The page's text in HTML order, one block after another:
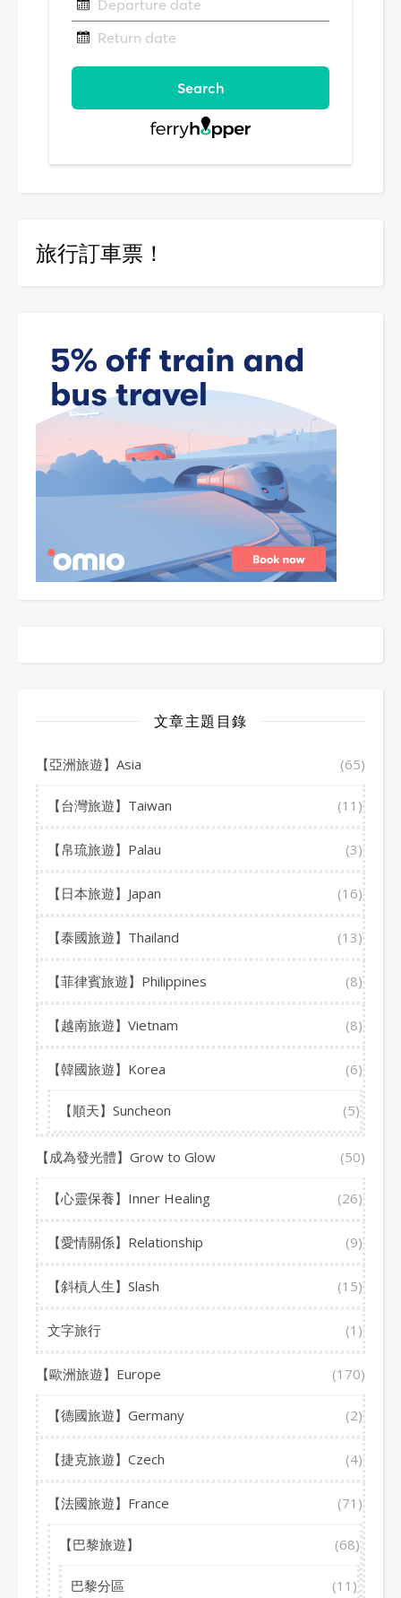
旅行訂車票！
文章主題目錄
【亞洲旅遊】Asia (65)
【台灣旅遊】Taiwan (11)
【帛琉旅遊】Palau (3)
【日本旅遊】Japan (16)
【泰國旅遊】Thailand (13)
【菲律賓旅遊】Philippines (8)
【越南旅遊】Vietnam (8)
【韓國旅遊】Korea (6)
【順天】Suncheon (5)
【成為發光體】Grow to Glow (50)
【心靈保養】Inner Healing (26)
【愛情關係】Relationship (9)
【斜槓人生】Slash (15)
文字旅行 (1)
【歐洲旅遊】Europe (170)
【德國旅遊】Germany (2)
【捷克旅遊】Czech (4)
【法國旅遊】France (71)
【巴黎旅遊】 (68)
巴黎分區 (11)